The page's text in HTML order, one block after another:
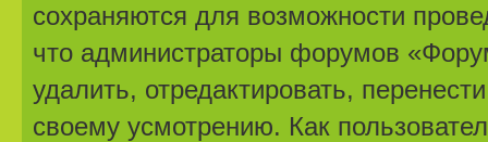
сохраняются для возможности
что администраторы форумов
удалить, отредактировать,
своему усмотрению. Как